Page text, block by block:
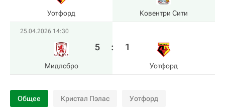
Уотфорд Ковентри Сити
25.04.2026 14:30
Мидлсбро
5 : 1
Уотфорд
Общее Кристал Пэлас Уотфорд